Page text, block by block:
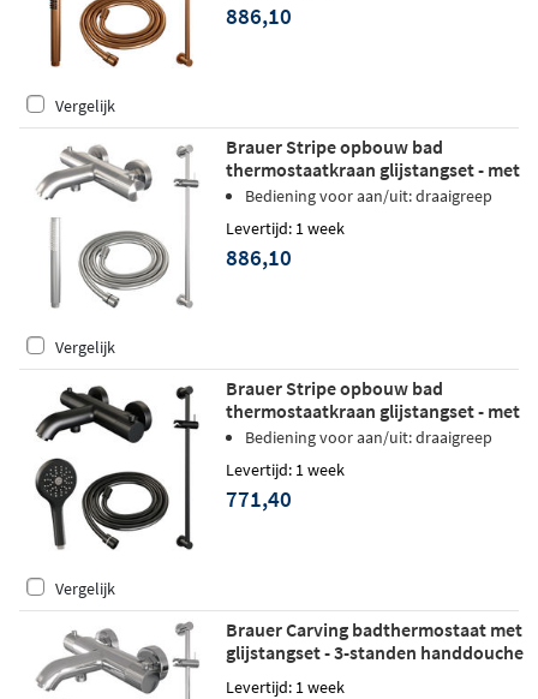
886,10
Vergelijk
Brauer Stripe opbouw bad
thermostaatkraan glijstangset - met
staafhanddouche - geborsteld RVS
Bediening voor aan/uit: draaigreep
Levertijd: 1 week
886,10
Vergelijk
Brauer Stripe opbouw bad
thermostaatkraan glijstangset - met
3-standen handdouche - mat zwart
Bediening voor aan/uit: draaigreep
Levertijd: 1 week
771,40
Vergelijk
Brauer Carving badthermostaat met
glijstangset - 3-standen handdouche
Levertijd: 1 week